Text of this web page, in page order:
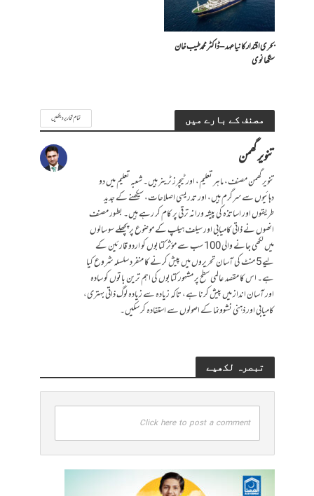
بحری اقتدار کا نیا عہد – ڈاکٹر محمد طیب خان
سنگھانوی
مصنف کے بارے میں تمام تحاریر دیکھیں
تنویر گھمن
تنویر گھمن مصنف، ماہر تعلیم، اور ٹیچرز ٹرینر ہیں۔ شعبہ تعلیم میں دو
دہائیوں سے سرگرم ہیں، اور تدریسی اصلاحات، سیکھنے کے جدید
طریقوں اور اساتذہ کی پیشہ ورانہ ترقی پر کام کر رہے ہیں۔ بطور مصنف
انھوں نے ذاتی کامیابی اور سیلف ہیلپ کے موضوع پر پچھلے سو سالوں
میں لکھی جانے والی 100 سب سے مؤثر کتابوں کو اردو قارئین کے
لیے 5 منٹ کی آسان تحریروں میں پیش کرنے کا منفرد سلسلہ شروع کیا
ہے۔ اس کا مقصد عالمی سطح پر مشہور کتابوں کی اہم ترین باتوں کو سادہ
اور آسان انداز میں پیش کرنا ہے، تاکہ زیادہ سے زیادہ لوگ ذاتی بہتری،
کامیابی اور ذہنی نشوونما کے اصولوں سے استفادہ کر سکیں۔
تبصرہ لکھیے
Click here to post a comment